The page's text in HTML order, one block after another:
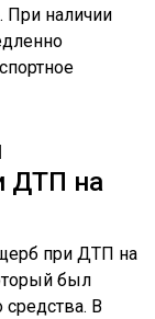
При наличии
ДТП на
при ДТП на
был
средства. В